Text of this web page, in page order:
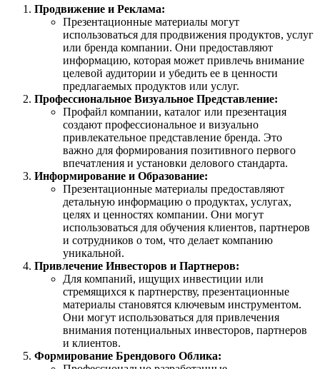
Продвижение и Реклама:
Презентационные материалы могут
использоваться для продвижения продуктов, услуг
или бренда компании. Они предоставляют
информацию, которая может привлечь внимание
целевой аудитории и убедить ее в ценности
предлагаемых продуктов или услуг.
Профессиональное Визуальное Представление:
Профайл компании, каталог или презентация
создают профессиональное и визуально
привлекательное представление бренда. Это
важно для формирования позитивного первого
впечатления и установки делового стандарта.
Информирование и Образование:
Презентационные материалы предоставляют
детальную информацию о продуктах, услугах,
целях и ценностях компании. Они могут
использоваться для обучения клиентов, партнеров
и сотрудников о том, что делает компанию
уникальной.
Привлечение Инвесторов и Партнеров:
Для компаний, ищущих инвестиции или
стремящихся к партнерству, презентационные
материалы становятся ключевым инструментом.
Они могут использоваться для привлечения
внимания потенциальных инвесторов, партнеров
и клиентов.
Формирование Брендового Облика: